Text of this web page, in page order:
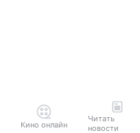
Кино онлайн
Читать
новости